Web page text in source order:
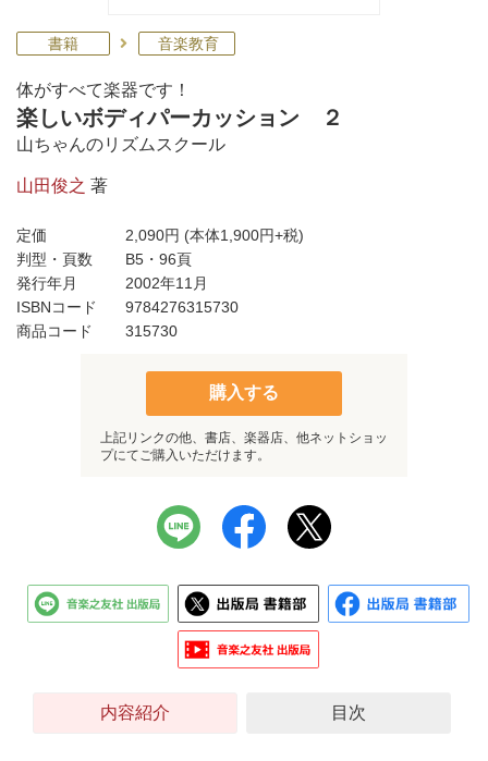
書籍 音楽教育
体がすべて楽器です！
楽しいボディパーカッション ２
山ちゃんのリズムスクール
山田俊之 著
定価 2,090円 (本体1,900円+税)
判型・頁数
B5・96頁
発行年月
2002年11月
ISBNコード
9784276315730
商品コード
315730
購入する
上記リンクの他、書店、楽器店、他ネットショッ
プにてご購入いただけます。
内容紹介 目次